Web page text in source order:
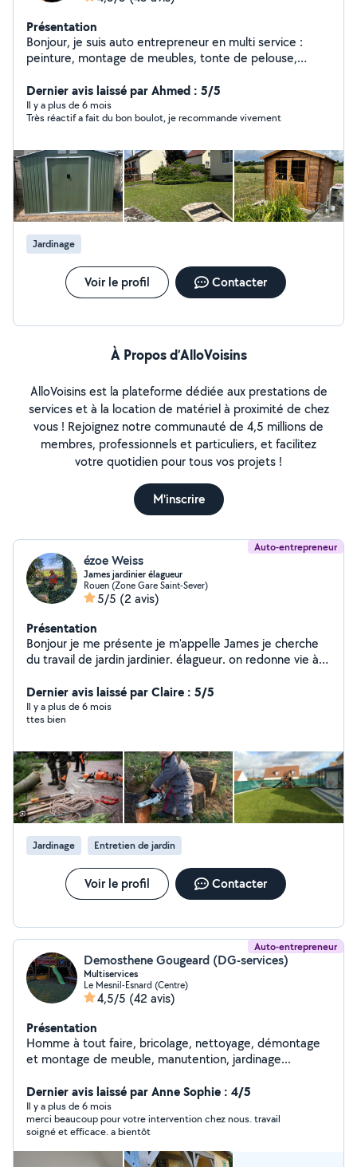
Présentation
Bonjour, je suis auto entrepreneur en multi service :
peinture, montage de meubles, tonte de pelouse,
mes services. cordialement.
Dernier avis laissé par Ahmed : 5/5
Il y a plus de 6 mois
Très réactif a fait du bon boulot, je recommande vivement
Jardinage
Voir le profil Contacter
À Propos d’AlloVoisins
AlloVoisins est la plateforme dédiée aux prestations de
services et à la location de matériel à proximité de chez
vous ! Rejoignez notre communauté de 4,5 millions de
membres, professionnels et particuliers, et facilitez
votre quotidien pour tous vos projets !
M'inscrire
Auto-entrepreneur
ézoe Weiss
James jardinier élagueur
Rouen (Zone Gare Saint-Sever)
5/5 (2 avis)
Présentation
Bonjour je me présente je m'appelle James je cherche
du travail de jardin jardinier. élagueur. on redonne vie à
tout genre. abattage d'arbre. tendre de pelouse. arbre
en .difficulté et. tout .hauteur. je suis grimpeur
professionnel. on réalise du travail. propre et soigné. et
panneaux en bois..... Petit travaux de maçonnerie...... et
de peinture..... nettoyage et traitement de toiture
réparation ..si vous avez besoin de mes services vous
pouvez me contacter... devis et déplacement gratuit..
merci à bientôt j'espère. James
Dernier avis laissé par Claire : 5/5
Il y a plus de 6 mois
ttes bien
Jardinage Entretien de jardin
Voir le profil Contacter
Auto-entrepreneur
Demosthene Gougeard (DG-services)
Multiservices
Le Mesnil-Esnard (Centre)
4,5/5 (42 avis)
Présentation
Homme à tout faire, bricolage, nettoyage, démontage
et montage de meuble, manutention, jardinage...
Dernier avis laissé par Anne Sophie : 4/5
Il y a plus de 6 mois
merci beaucoup pour votre intervention chez nous. travail
soigné et efficace. a bientôt